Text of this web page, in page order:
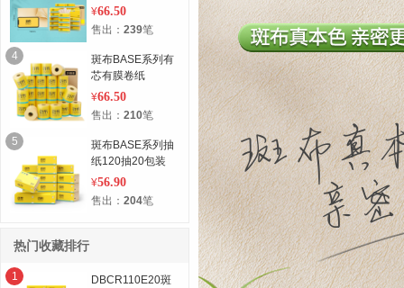
*30包
DBCR100E30-X
¥66.50
售出： 239笔
4
斑布BASE系列有
芯有膜卷纸
150g（电商24卷
装）
¥66.50
售出： 210笔
5
斑布BASE系列抽
纸120抽20包装
¥56.90
售出： 204笔
热门收藏排行
1
DBCR110E20斑